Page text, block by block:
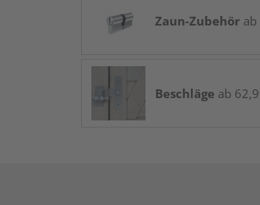
Zaun-Zubehör
Beschläge ab